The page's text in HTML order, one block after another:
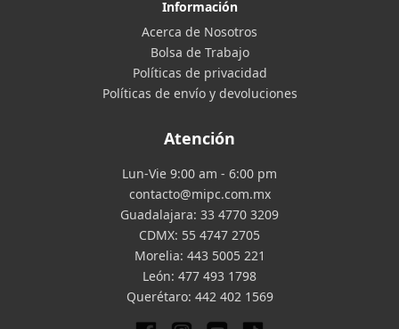
Información
Acerca de Nosotros
Bolsa de Trabajo
Políticas de privacidad
Políticas de envío y devoluciones
Atención
Lun-Vie 9:00 am - 6:00 pm
contacto@mipc.com.mx
Guadalajara: 33 4770 3209
CDMX: 55 4747 2705
Morelia: 443 5005 221
León: 477 493 1798
Querétaro: 442 402 1569